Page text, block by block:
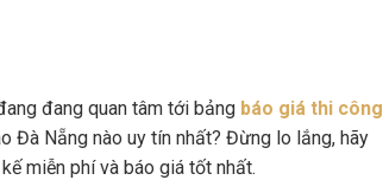
đang quan tâm tới bảng báo giá thi công
Đà Nẵng nào uy tín nhất? Đừng lo lắng, hãy
miễn phí và báo giá tốt nhất.